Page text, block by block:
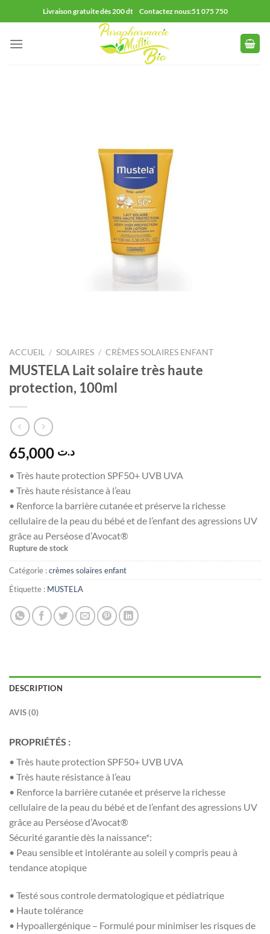
au
contenu
Livraison gratuite dès 200 dt Contactez nous:51 075 750
ACCUEIL / SOLAIRES / CRÈMES SOLAIRES ENFANT
MUSTELA Lait solaire très haute
protection, 100ml
د.ت
• Très haute protection SPF50+ UVB UVA
• Très haute résistance à l’eau
• Renforce la barrière cutanée et préserve la richesse
cellulaire de la peau du bébé et de l’enfant des agressions UV
grâce au Perséose d’Avocat®
Rupture de stock
Catégorie :crèmes solaires enfant
Étiquette : MUSTELA
DESCRIPTION
AVIS (0)
PROPRIÉTÉS :
• Très haute protection SPF50+ UVB UVA
• Très haute résistance à l’eau
• Renforce la barrière cutanée et préserve la richesse
cellulaire de la peau du bébé et de l’enfant des agressions UV
grâce au Perséose d’Avocat®
Sécurité garantie dès la naissance*:
• Peau sensible et intolérante au soleil y compris peau à
tendance atopique
• Testé sous controle dermatologique et pédiatrique
• Haute tolérance
• Hypoallergénique – Formulé pour minimiser les risques de